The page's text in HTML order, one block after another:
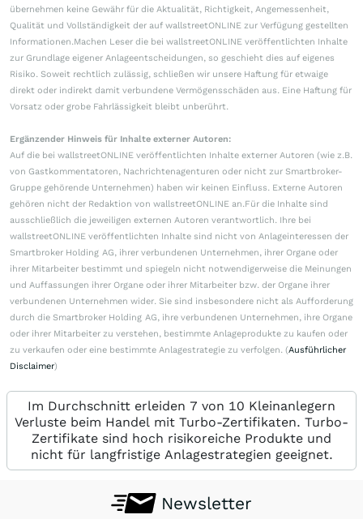
übernehmen keine Gewähr für die Aktualität, Richtigkeit, Angemessenheit,
Qualität und Vollständigkeit der auf wallstreetONLINE zur Verfügung gestellten
Informationen.Machen Leser die bei wallstreetONLINE veröffentlichten Inhalte
zur Grundlage eigener Anlageentscheidungen, so geschieht dies auf eigenes
Risiko. Soweit rechtlich zulässig, schließen wir unsere Haftung für etwaige
direkt oder indirekt damit verbundene Vermögensschäden aus. Eine Haftung für
Vorsatz oder grobe Fahrlässigkeit bleibt unberührt.
Ergänzender Hinweis für Inhalte externer Autoren:
Auf die bei wallstreetONLINE veröffentlichten Inhalte externer Autoren (wie z.B.
von Gastkommentatoren, Nachrichtenagenturen oder nicht zur Smartbroker-
Gruppe gehörende Unternehmen) haben wir keinen Einfluss. Externe Autoren
gehören nicht der Redaktion von wallstreetONLINE an.Für die Inhalte sind
ausschließlich die jeweiligen externen Autoren verantwortlich. Ihre bei
wallstreetONLINE veröffentlichten Inhalte sind nicht von Anlageinteressen der
Smartbroker Holding AG, ihrer verbundenen Unternehmen, ihrer Organe oder
ihrer Mitarbeiter bestimmt und spiegeln nicht notwendigerweise die Meinungen
und Auffassungen ihrer Organe oder ihrer Mitarbeiter bzw. der Organe ihrer
verbundenen Unternehmen wider. Sie sind insbesondere nicht als Aufforderung
durch die Smartbroker Holding AG, ihre verbundenen Unternehmen, ihre Organe
oder ihrer Mitarbeiter zu verstehen, bestimmte Anlageprodukte zu kaufen oder
zu verkaufen oder eine bestimmte Anlagestrategie zu verfolgen. (Ausführlicher
Disclaimer)
Im Durchschnitt erleiden 7 von 10 Kleinanlegern
Verluste beim Handel mit Turbo-Zertifikaten. Turbo-
Zertifikate sind hoch risikoreiche Produkte und
nicht für langfristige Anlagestrategien geeignet.
Newsletter